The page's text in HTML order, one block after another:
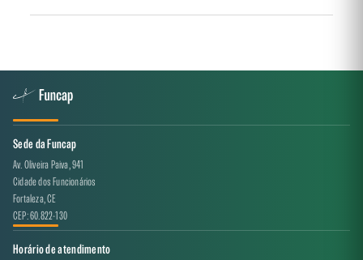
Sede da Funcap
Av. Oliveira Paiva, 941
Cidade dos Funcionários
Fortaleza, CE
CEP: 60.822-130
Horário de atendimento